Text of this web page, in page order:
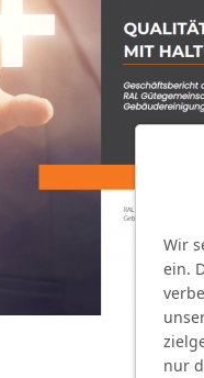
Wir
ein.
nur